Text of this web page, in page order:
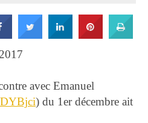
avec Emanuel
) du 1er décembre ait